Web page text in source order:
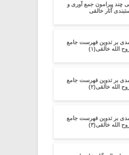
چند پیرامون جمع آوری و
آثار خالقی
بر تدوین فهرست جامع
الله خالقی(۱)
بر تدوین فهرست جامع
الله خالقی(۲)
بر تدوین فهرست جامع
الله خالقی(۳)